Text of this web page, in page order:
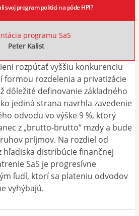
svoj program politici na pôde HPI?
programu SaS
Peter Kalist
rozpútať vyššiu konkurenciu
formou rozdelenia a privatizácie
dôležité definovanie základného
jediná strana navrhla zavedenie
odvodu vo výške 9 %, ktorý
z „brutto-brutto“ mzdy a bude
príjmov. Na rozdiel od
hľadiska distribúcie finančnej
SaS je progresívne
ľudí, ktorí sa plateniu odvodov
vyhýbajú.